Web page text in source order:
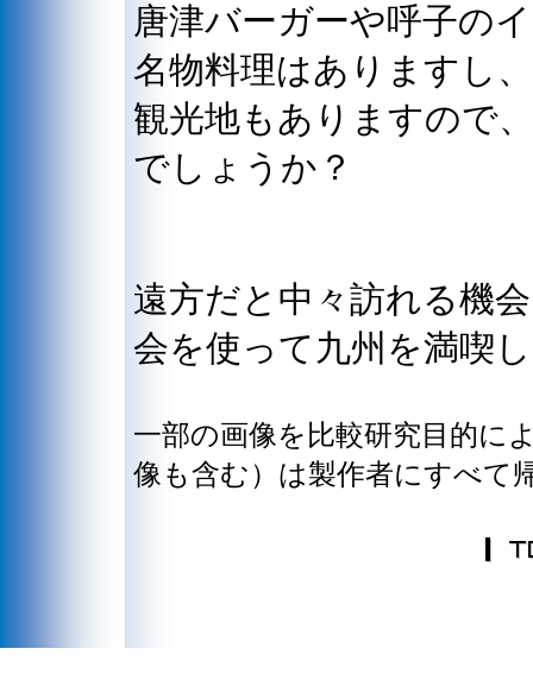
唐津バーガーや呼子の
名物料理はありますし
観光地もありますので
でしょうか？
遠方だと中々訪れる機
会を使って九州を満喫
一部の画像を比較研究目的に
像も含む）は製作者にすべて